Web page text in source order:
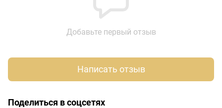
Добавьте первый отзыв
Написать отзыв
Поделиться в соцсетях